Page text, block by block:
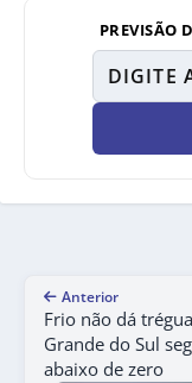
PREVISÃO
Anterior
Frio não dá
Grande do Sul
abaixo de zero